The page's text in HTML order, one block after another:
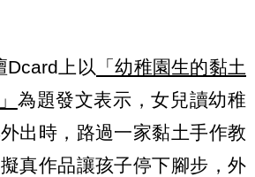
Dcard上以 「幼稚園生的黏土
為題發文表示，女兒讀幼稚
出時，路過一家黏土手作教
真作品讓孩子停下腳步，外